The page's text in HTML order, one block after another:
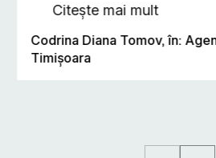
Citește mai mult
Codrina Diana Tomov, în:
Timişoara